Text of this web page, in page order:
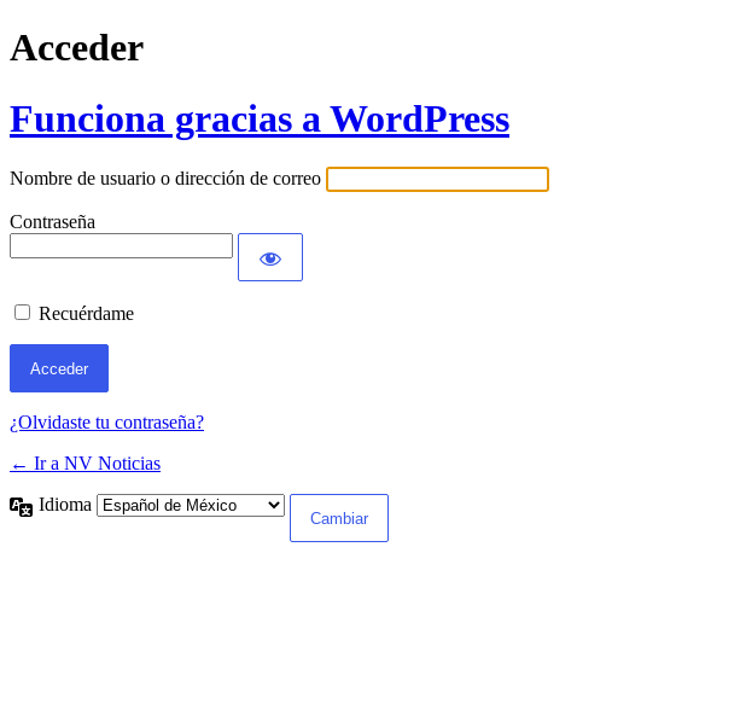
Acceder
Funciona gracias a WordPress
Nombre de usuario o dirección de correo
Contraseña
Recuérdame
¿Olvidaste tu contraseña?
← Ir a NV Noticias
Idioma